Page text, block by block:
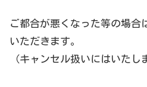
ご都合が悪くなった等の場合
いただきます。
（キャンセル扱いにはいたし